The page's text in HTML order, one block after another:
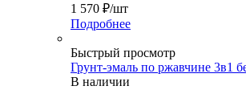
1 570 ₽/шт
Подробнее
Быстрый просмотр
Грунт-эмаль по ржавчине 3в1
В наличии